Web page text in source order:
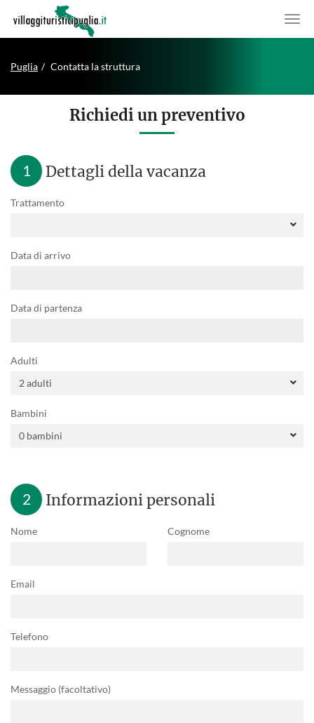
Puglia Contatta la struttura
Richiedi un preventivo
1 Dettagli della vacanza
Trattamento
Data di arrivo
Data di partenza
Adulti
Bambini
2 Informazioni personali
Nome Cognome
Email
Telefono
Messaggio (facoltativo)